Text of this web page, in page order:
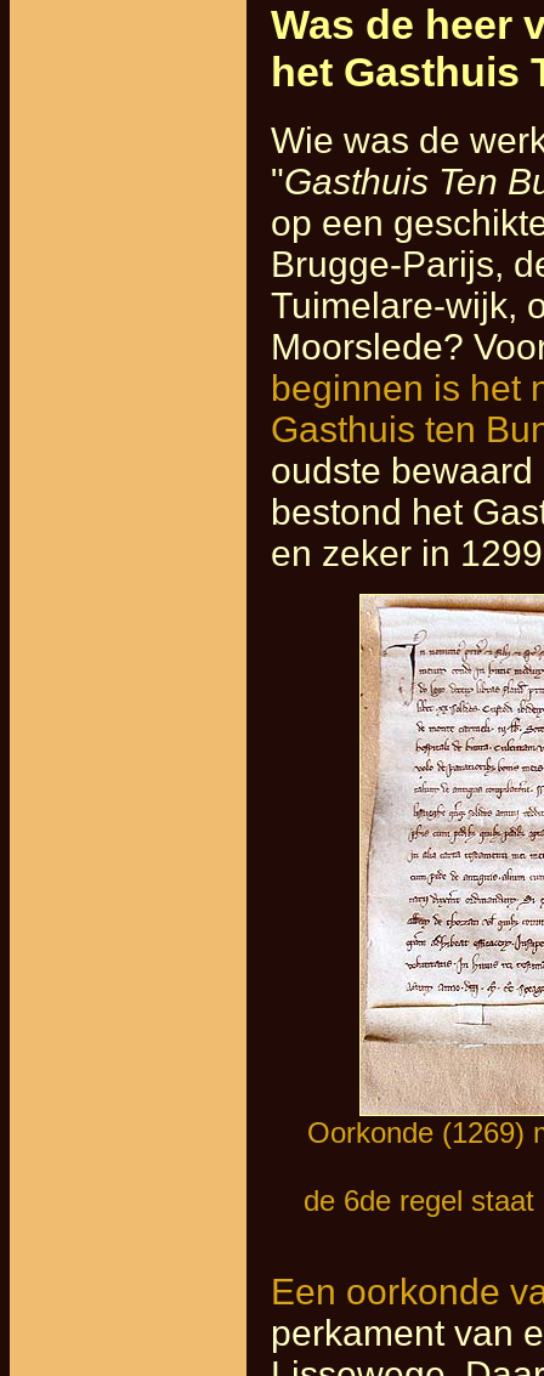
Was de heer
het Gasthuis
Wie was de
"Gasthuis Ten
op een
Brugge-Parijs,
Tuimelare-wijk,
Moorslede?
beginnen is het
Gasthuis ten
oudste
bestond het
en zeker in
Oorkonde (1269)
de 6de regel staat
Een oorkonde
perkament van